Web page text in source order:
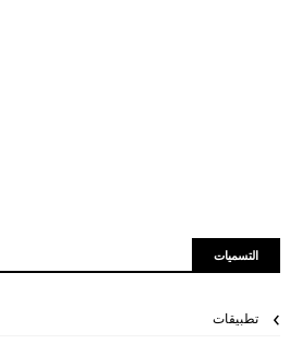
التسميات
تطبيقات